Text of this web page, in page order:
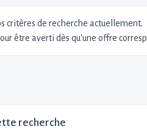
critères de recherche actuellement.
être averti dès qu'une offre
recherche